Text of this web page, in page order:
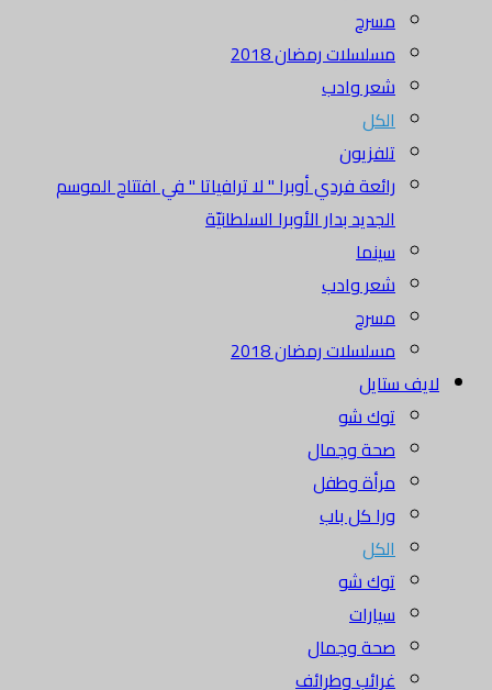
مسرح
مسلسلات رمضان 2018
شعر وادب
الكل
تلفزيون
رائعة فردي أوبرا " لا ترافياتا " في افتتاح الموسم
الجديد بدار الأوبرا السلطانيّة
سينما
شعر وادب
مسرح
مسلسلات رمضان 2018
لايف ستايل
توك شو
صحة وجمال
مرأة وطفل
ورا كل باب
الكل
توك شو
سيارات
صحة وجمال
غرائب وطرائف